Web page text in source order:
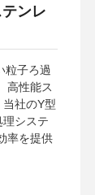
企業情報
ンレ
粒子ろ過
高性能ス
社のY型
システ
率を提供